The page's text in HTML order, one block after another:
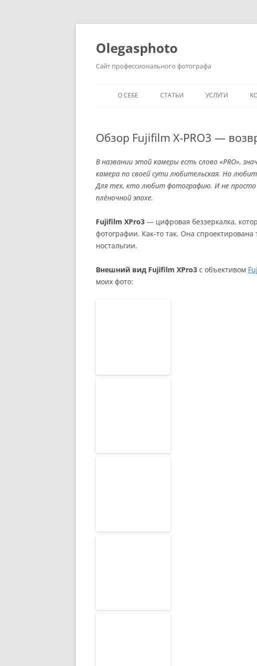
Olegasphoto
Сайт профессионального фотографа
О СЕБЕ СТАТЬИ УСЛУГИ
Обзор Fujifilm X-PRO3 —
В названии этой камеры есть слово «PRO»,
камера по своей сути любительская. Но
Для тех, кто любит фотографию. И не
плёночной эпохе.
Fujifilm XPro3 — цифровая беззеркалка,
фотографии. Как-то так. Она
ностальгии.
Внешний вид Fujifilm XPro3 с объективом
моих фото: